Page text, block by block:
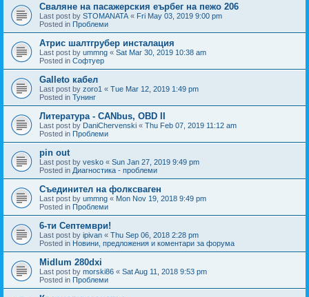
Сваляне на пасажерския еърбег на пежо 206
Last post by STOMANATA « Fri May 03, 2019 9:00 pm
Posted in Проблеми
Атрис шалтгрубер инсталация
Last post by ummng « Sat Mar 30, 2019 10:38 am
Posted in Софтуер
Galleto кабел
Last post by zoro1 « Tue Mar 12, 2019 1:49 pm
Posted in Тунинг
Литература - CANbus, OBD II
Last post by DaniChervenski « Thu Feb 07, 2019 11:12 am
Posted in Проблеми
pin out
Last post by vesko « Sun Jan 27, 2019 9:49 pm
Posted in Диагностика - проблеми
Съединител на фолксваген
Last post by ummng « Mon Nov 19, 2018 9:49 pm
Posted in Проблеми
6-ти Септември!
Last post by ipivan « Thu Sep 06, 2018 2:28 pm
Posted in Новини, предложения и коментари за форума
Midlum 280dxi
Last post by morski86 « Sat Aug 11, 2018 9:53 pm
Posted in Проблеми